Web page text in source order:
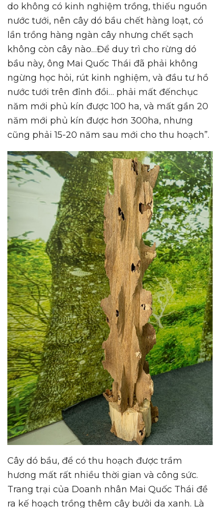
do không có kinh nghiệm trồng, thiếu nguồn
nước tưới, nên cây dó bầu chết hàng loạt, có
lần trồng hàng ngàn cây nhưng chết sạch
không còn cây nào…Để duy trì cho rừng dó
bầu này, ông Mai Quốc Thái đã phải không
ngừng học hỏi, rút kinh nghiệm, và đầu tư hồ
nước tưới trên đỉnh đồi… phải mất đếnchục
năm mới phủ kín được 100 ha, và mất gần 20
năm mới phủ kín được hơn 300ha, nhưng
cũng phải 15-20 năm sau mới cho thu hoạch”.
Cây dó bầu, để có thu hoạch được trầm
hương mất rất nhiều thời gian và công sức.
Trang trại của Doanh nhân Mai Quốc Thái đề
ra kế hoạch trồng thêm cây bưởi da xanh. Là